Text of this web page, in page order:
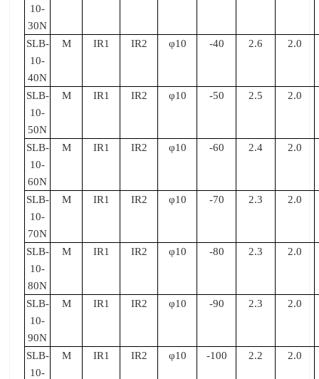
10-
30N
SLB-
10-
40N
M IR1 IR2 φ10 -40 2.6 2.0
SLB-
10-
50N
M IR1 IR2 φ10 -50 2.5 2.0
SLB-
10-
60N
M IR1 IR2 φ10 -60 2.4 2.0
SLB-
10-
70N
M IR1 IR2 φ10 -70 2.3 2.0
SLB-
10-
80N
M IR1 IR2 φ10 -80 2.3 2.0
SLB-
10-
90N
M IR1 IR2 φ10 -90 2.3 2.0
SLB-
10-
M IR1 IR2 φ10 -100 2.2 2.0